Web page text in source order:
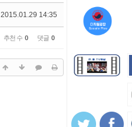
2015.01.29 14:35
추천 수 0 댓글 0